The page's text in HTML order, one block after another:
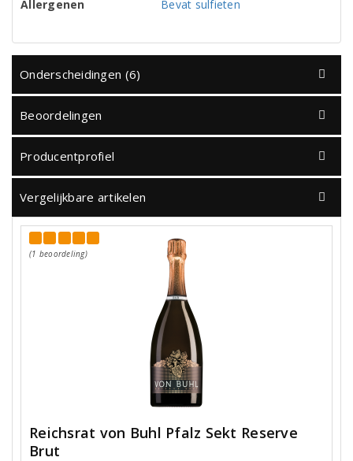
Allergenen Bevat sulfieten
Onderscheidingen (6)
Beoordelingen
Producentprofiel
Vergelijkbare artikelen
(1 beoordeling)
Reichsrat von Buhl Pfalz Sekt Reserve
Brut